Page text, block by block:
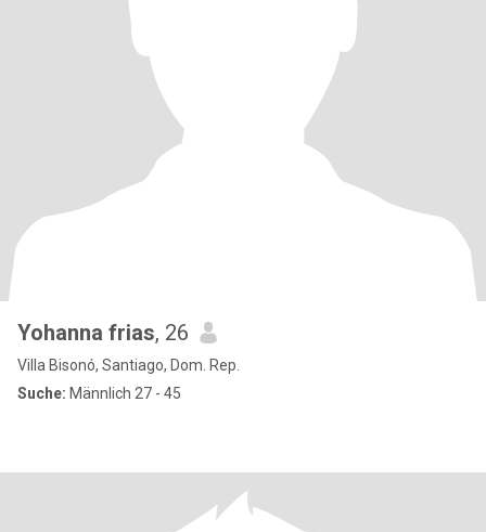
Yohanna frias, 26
Villa Bisonó, Santiago, Dom. Rep.
Suche: Männlich 27 - 45